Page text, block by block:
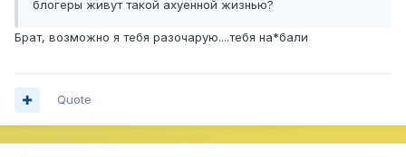
блогеры живут такой ахуенной жизнью?
Брат, возможно я тебя разочарую....тебя на*бали
Quote